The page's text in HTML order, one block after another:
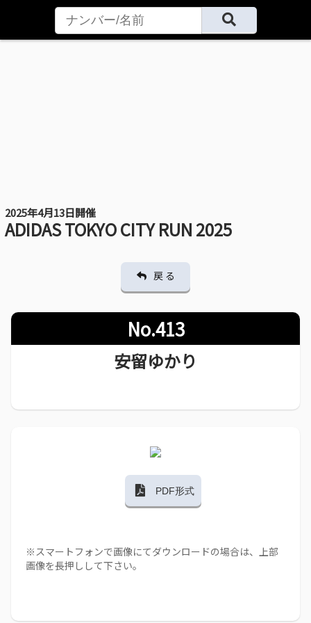
2025年4月13日開催
ADIDAS TOKYO CITY RUN 2025
戻 る
No.413
安留ゆかり
PDF形式
※スマートフォンで画像にてダウンロードの場合は、上部
画像を長押しして下さい。